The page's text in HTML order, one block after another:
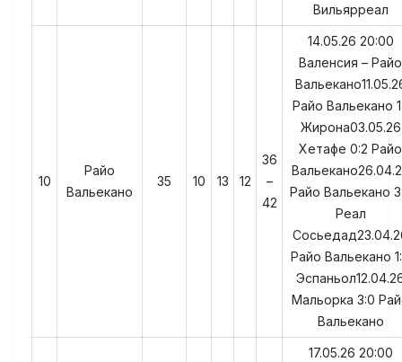
Вильярреал
10
Райо
Вальекано
35 10 13 12
36
–
42
14.05.26 20:00
Валенсия – Райо
Райо Вальекано
Жирона03.05.26
Хетафе 0:2 Райо
Райо Вальекано
Реал
Райо Вальекано
Мальорка 3:0
Вальекано
17.05.26 20:00